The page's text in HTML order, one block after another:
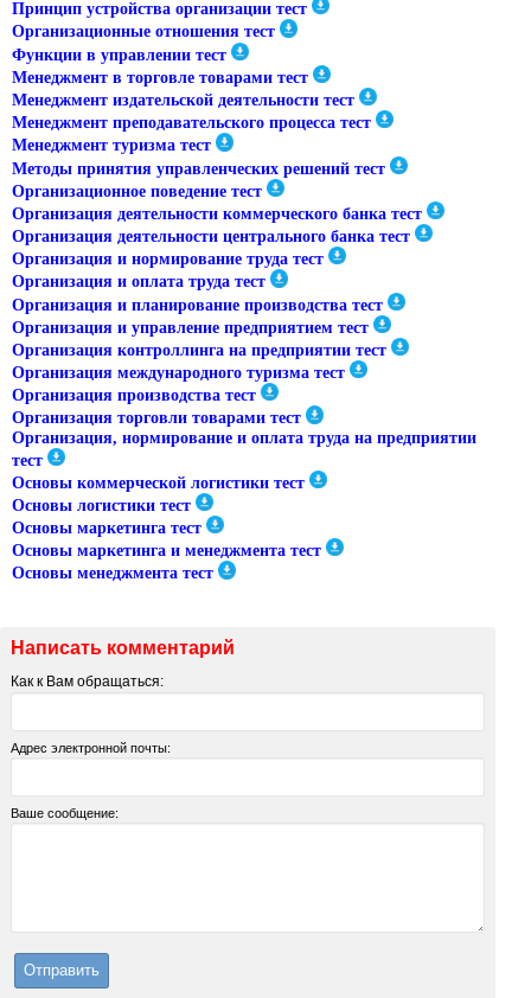
Принцип устройства организации тест
Организационные отношения тест
Функции в управлении тест
Менеджмент в торговле товарами тест
Менеджмент издательской деятельности тест
Менеджмент преподавательского процесса тест
Менеджмент туризма тест
Методы принятия управленческих решений тест
Организационное поведение тест
Организация деятельности коммерческого банка тест
Организация деятельности центрального банка тест
Организация и нормирование труда тест
Организация и оплата труда тест
Организация и планирование производства тест
Организация и управление предприятием тест
Организация контроллинга на предприятии тест
Организация международного туризма тест
Организация производства тест
Организация торговли товарами тест
Организация, нормирование и оплата труда на предприятии
тест
Основы коммерческой логистики тест
Основы логистики тест
Основы маркетинга тест
Основы маркетинга и менеджмента тест
Основы менеджмента тест
Написать комментарий
Как к Вам обращаться:
Адрес электронной почты:
Ваше сообщение: